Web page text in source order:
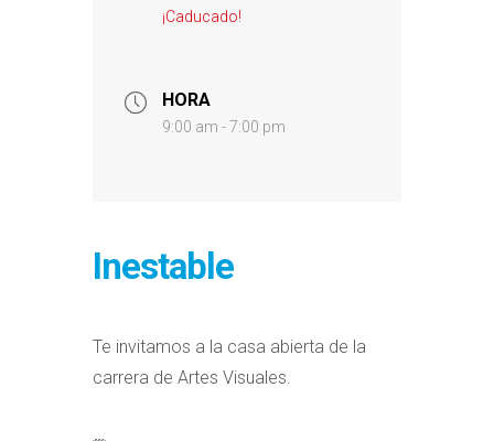
¡Caducado!
HORA
9:00 am - 7:00 pm
Inestable
Te invitamos a la casa abierta de la
carrera de Artes Visuales.